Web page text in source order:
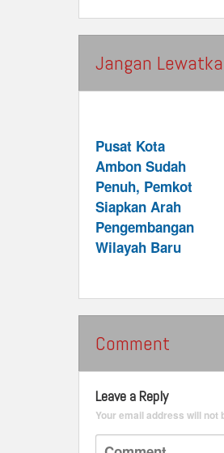
Jangan
Pusat Kota
Ambon Sudah
Penuh, Pemkot
Siapkan Arah
Pengembangan
Wilayah Baru
Comment
Leave a Reply
Your email address will not